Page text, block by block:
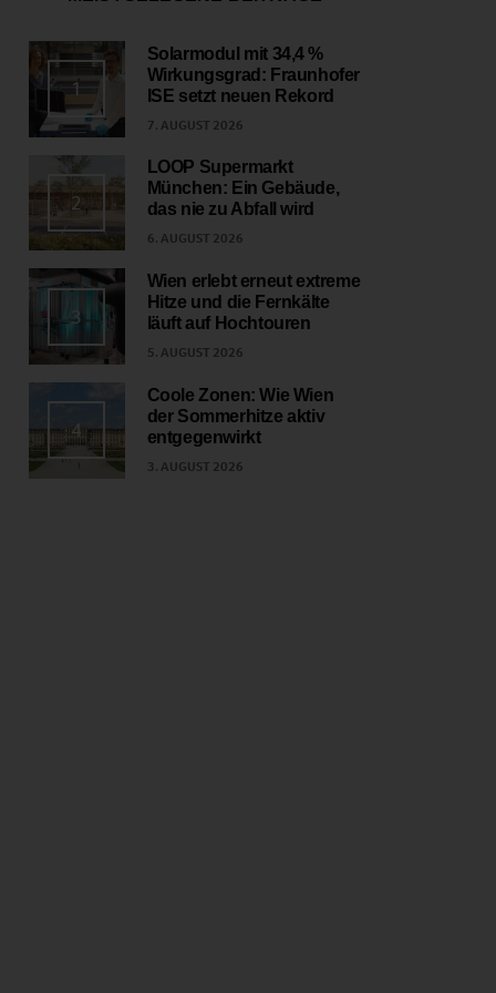
1
Solarmodul mit 34,4 %
Wirkungsgrad: Fraunhofer
ISE setzt neuen Rekord
7. AUGUST 2026
2
LOOP Supermarkt
München: Ein Gebäude,
das nie zu Abfall wird
6. AUGUST 2026
3
Wien erlebt erneut extreme
Hitze und die Fernkälte
läuft auf Hochtouren
5. AUGUST 2026
4
Coole Zonen: Wie Wien
der Sommerhitze aktiv
entgegenwirkt
3. AUGUST 2026